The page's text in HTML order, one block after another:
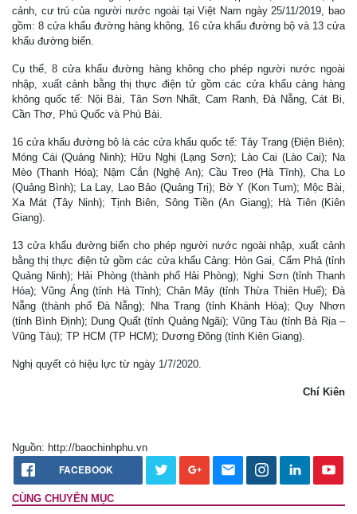
cảnh, cư trú của người nước ngoài tại Việt Nam ngày 25/11/2019, bao
gồm: 8 cửa khẩu đường hàng không, 16 cửa khẩu đường bộ và 13 cửa
khẩu đường biển.
Cụ thể, 8 cửa khẩu đường hàng không cho phép người nước ngoài
nhập, xuất cảnh bằng thị thực điện tử gồm các cửa khẩu cảng hàng
không quốc tế: Nội Bài, Tân Sơn Nhất, Cam Ranh, Đà Nẵng, Cát Bi,
Cần Thơ, Phú Quốc và Phú Bài.
16 cửa khẩu đường bộ là các cửa khẩu quốc tế: Tây Trang (Điện Biên);
Móng Cái (Quảng Ninh); Hữu Nghị (Lạng Sơn); Lào Cai (Lào Cai); Na
Mèo (Thanh Hóa); Nậm Cắn (Nghệ An); Cầu Treo (Hà Tĩnh), Cha Lo
(Quảng Bình); La Lay, Lao Bảo (Quảng Trị); Bờ Y (Kon Tum); Mộc Bài,
Xa Mát (Tây Ninh); Tịnh Biên, Sông Tiền (An Giang); Hà Tiên (Kiên
Giang).
13 cửa khẩu đường biển cho phép người nước ngoài nhập, xuất cảnh
bằng thị thực điện tử gồm các cửa khẩu Cảng: Hòn Gai, Cẩm Phả (tỉnh
Quảng Ninh); Hải Phòng (thành phố Hải Phòng); Nghi Sơn (tỉnh Thanh
Hóa); Vũng Áng (tỉnh Hà Tĩnh); Chân Mây (tỉnh Thừa Thiên Huế); Đà
Nẵng (thành phố Đà Nẵng); Nha Trang (tỉnh Khánh Hòa); Quy Nhơn
(tỉnh Bình Định); Dung Quất (tỉnh Quảng Ngãi); Vũng Tàu (tỉnh Bà Rịa –
Vũng Tàu); TP HCM (TP HCM); Dương Đông (tỉnh Kiên Giang).
Nghị quyết có hiệu lực từ ngày 1/7/2020.
Chí Kiên
Nguồn: http://baochinhphu.vn
FACEBOOK
CÙNG CHUYÊN MỤC